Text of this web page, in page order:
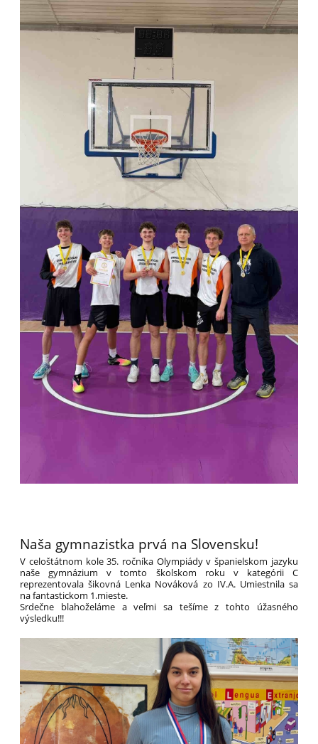
Naša gymnazistka prvá na Slovensku!
V celoštátnom kole 35. ročníka Olympiády v španielskom jazyku
naše gymnázium v tomto školskom roku v kategórii C
reprezentovala šikovná Lenka Nováková zo IV.A. Umiestnila sa
na fantastickom 1.mieste.
Srdečne blahoželáme a veľmi sa tešíme z tohto úžasného
výsledku!!!